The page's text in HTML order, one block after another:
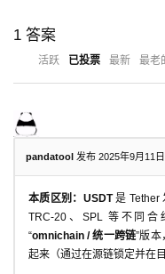
1 答案
活跃 已投票 最新 最老
pandatool 发布 2025年9月11日
本质区别：USDT是 Tether
TRC-20、SPL 等不同合
“omnichain / 统一跨链”版
起来（通过在源链锁定并在